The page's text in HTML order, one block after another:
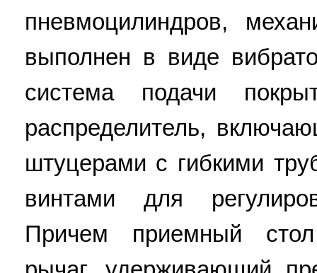
пневмоцилиндров,
выполнен в виде
система подачи
распределитель,
штуцерами с гибкими
винтами для
Причем приемный